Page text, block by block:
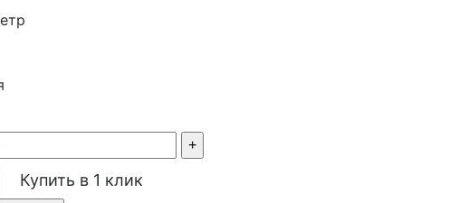
Купить в 1 клик